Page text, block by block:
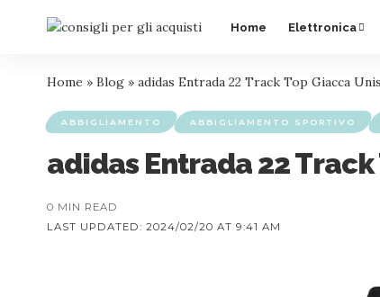
Home Elettronica
Home » Blog » adidas Entrada 22 Track Top Giacca
ABBIGLIAMENTO ABBIGLIAMENTO SPORTIVO
adidas Entrada 22
LAST UPDATED: 2024/02/20 AT 9:41 AM
0 MIN READ